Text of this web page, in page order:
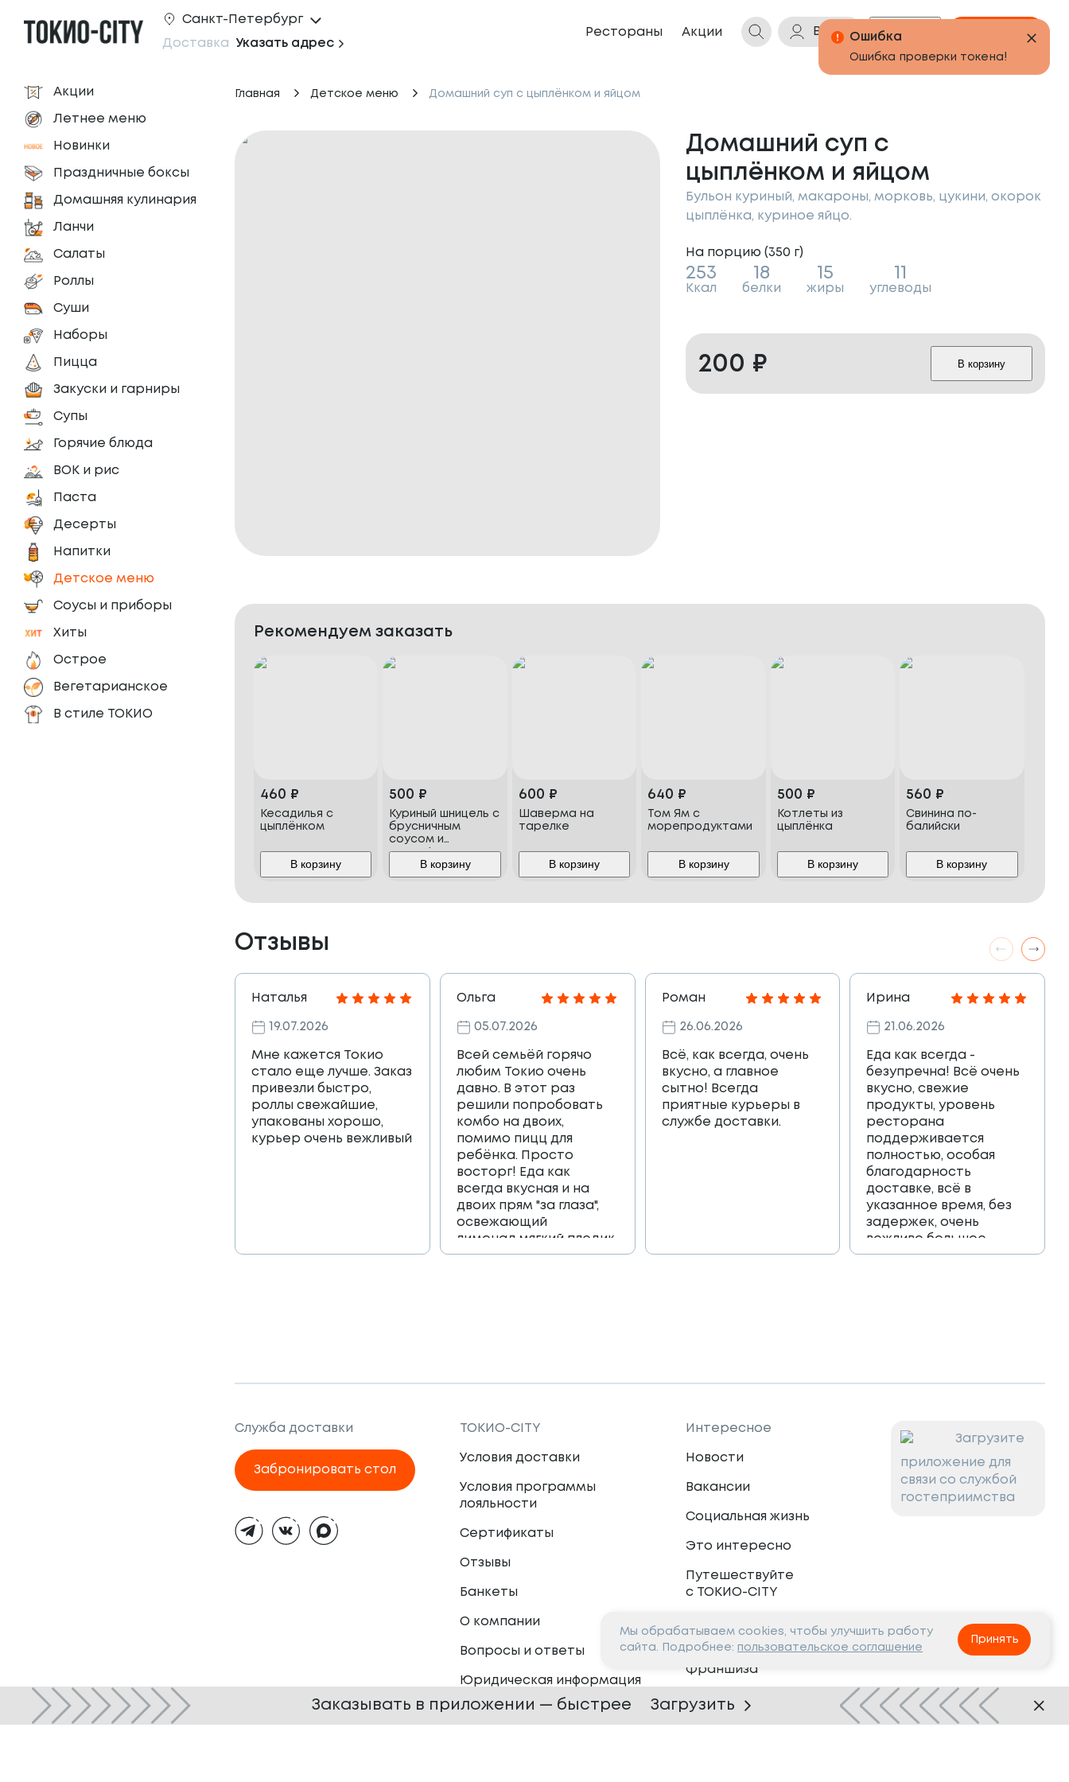
Санкт-Петербург
Доставка Указать адрес
Рестораны Акции Войти Бонусы Корзина
Акции
Летнее меню
Новинки
Праздничные боксы
Домашняя кулинария
Ланчи
Салаты
Роллы
Суши
Наборы
Пицца
Закуски и гарниры
Супы
Горячие блюда
ВОК и рис
Паста
Десерты
Напитки
Детское меню
Соусы и приборы
Хиты
Острое
Вегетарианское
В стиле ТОКИО
Главная Детское меню Домашний суп с цыплёнком и яйцом
Домашний суп с
цыплёнком и яйцом
Бульон куриный, макароны, морковь, цукини, окорок
цыплёнка, куриное яйцо.
На порцию (350 г)
253
Ккал
18
белки
15
жиры углеводы
200 ₽ В корзину
Рекомендуем заказать
460 ₽
Кесадилья с
цыплёнком
В корзину
500 ₽
Куриный шницель с
брусничным
соусом и
картофельным
В корзину
600 ₽
Шаверма на
тарелке
В корзину
640 ₽
Том Ям с
морепродуктами
В корзину
500 ₽
Котлеты из
цыплёнка
В корзину
560 ₽
Свинина по-
балийски
В корзину
Отзывы
Наталья
19.07.2026
Мне кажется Токио
стало еще лучше. Заказ
привезли быстро,
роллы свежайшие,
упакованы хорошо,
курьер очень вежливый
Ольга
05.07.2026
Всей семьёй горячо
любим Токио очень
давно. В этот раз
решили попробовать
комбо на двоих,
помимо пицц для
ребёнка. Просто
восторг! Еда как
всегда вкусная и на
двоих прям "за глаза",
освежающий
лимонад,мягкий пледик
для пикника,и коробка
Роман
26.06.2026
Всё, как всегда, очень
вкусно, а главное
сытно! Всегда
приятные курьеры в
службе доставки.
Ирина
21.06.2026
Еда как всегда -
безупречна! Всё очень
вкусно, свежие
продукты, уровень
ресторана
поддерживается
полностью, особая
благодарность
доставке, всё в
указанное время, без
задержек, очень
вежливо большое
спасибо!!!
Служба доставки
Забронировать стол
тема
ТОКИО-CITY
Условия доставки
Условия программы
лояльности
Сертификаты
Отзывы
Банкеты
О компании
Вопросы и ответы
Юридическая информация
Интересное
Новости
Вакансии
Социальная жизнь
Это интересно
Путешествуйте
с ТОКИО-CITY
Партнёрам
Франшиза
Сотрудничество
Загрузите
приложение для
связи со службой
гостеприимства
Мы обрабатываем cookies, чтобы улучшить работу
сайта. Подробнее: пользовательское соглашение
Принять
Заказывать в приложении — быстрее Загрузить